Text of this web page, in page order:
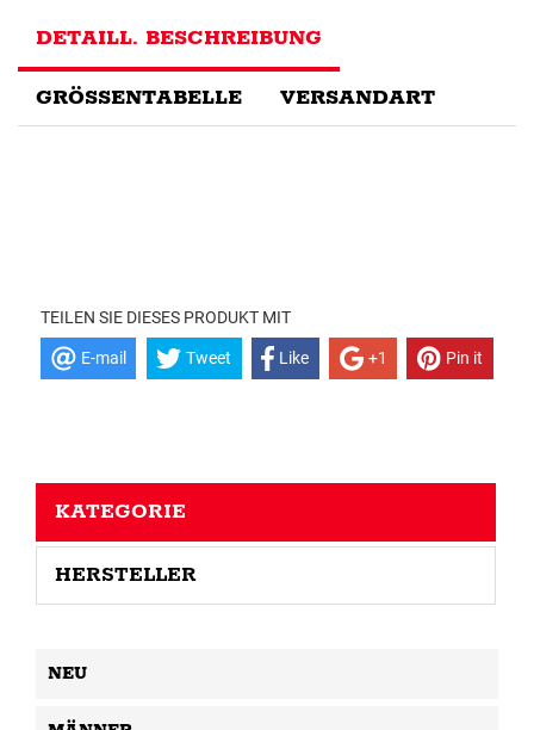
DETAILL. BESCHREIBUNG
GRÖSSENTABELLE VERSANDART
TEILEN SIE DIESES PRODUKT MIT
E-mail Tweet Like +1 Pin it
KATEGORIE
HERSTELLER
NEU